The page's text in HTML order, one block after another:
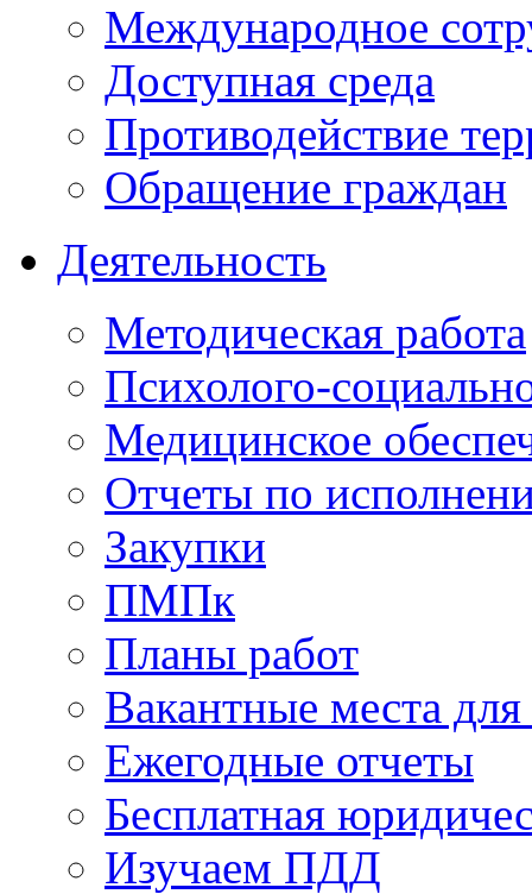
Международное
Доступная среда
Противодействие
Обращение граждан
Деятельность
Методическая работа
Психолого-
Медицинское
Отчеты по
Закупки
ПМПк
Планы работ
Вакантные места
Ежегодные отчеты
Бесплатная
Изучаем ПДД